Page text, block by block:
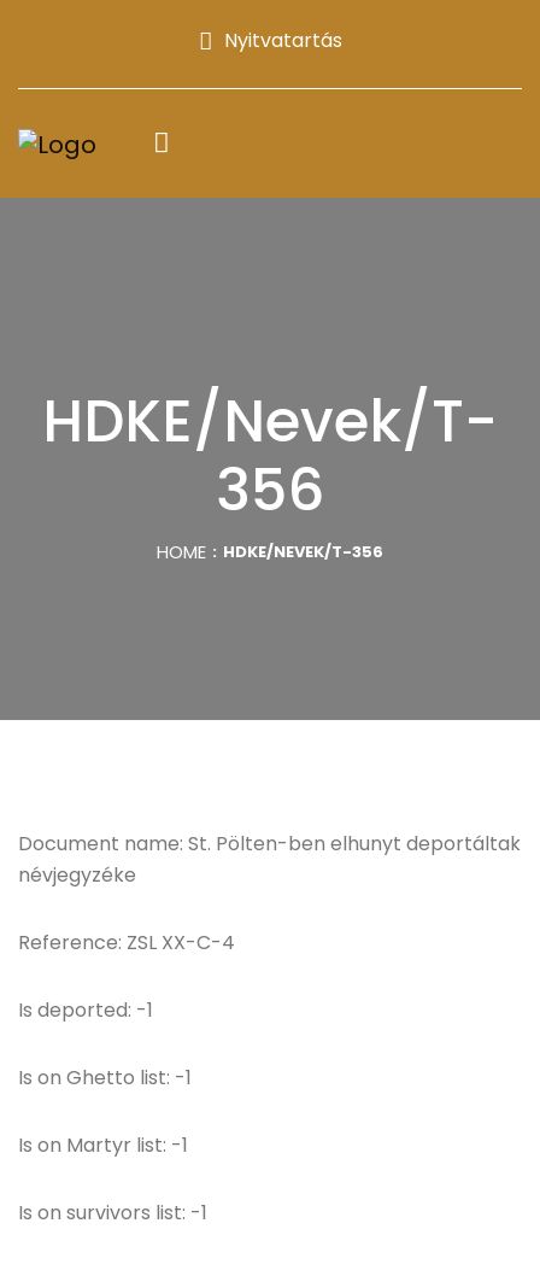
Nyitvatartás
HDKE/Nevek/T-
356
HOME HDKE/NEVEK/T-356
Document name: St. Pölten-ben elhunyt deportáltak
névjegyzéke
Reference: ZSL XX-C-4
Is deported: -1
Is on Ghetto list: -1
Is on Martyr list: -1
Is on survivors list: -1